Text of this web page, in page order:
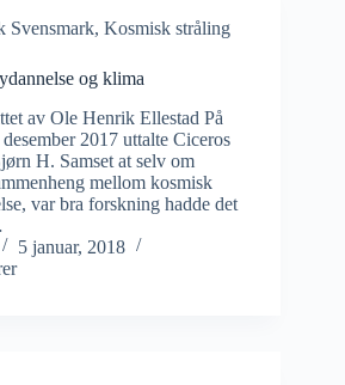
Svensmark, Kosmisk stråling
og klima
av Ole Henrik Ellestad På
2017 uttalte Ciceros
H. Samset at selv om
mellom kosmisk
var bra forskning hadde det
5 januar, 2018